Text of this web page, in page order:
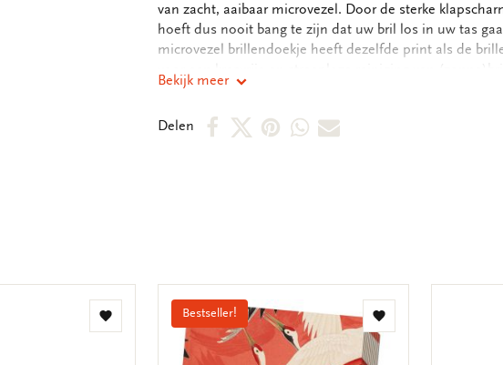
van zacht, aaibaar microvezel. Door de sterke
hoeft dus nooit bang te zijn dat uw bril los in uw tas
microvezel brillendoekje heeft dezelfde print als de
voor een krasvrije en streeploze reiniging van
zonder gebruik van schoonmaakmiddelen. Brillenkoker -
Brillendoekje - Formaat: 18 x 15 cm - Enkelzijdig bedrukt
Bekijk meer
Delen
DeelDeelDeelDeelDeel
Toevoegen
Bestseller!
Toevoegen
aan
verlanglijst